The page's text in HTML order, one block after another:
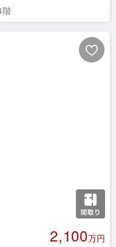
2,100万円